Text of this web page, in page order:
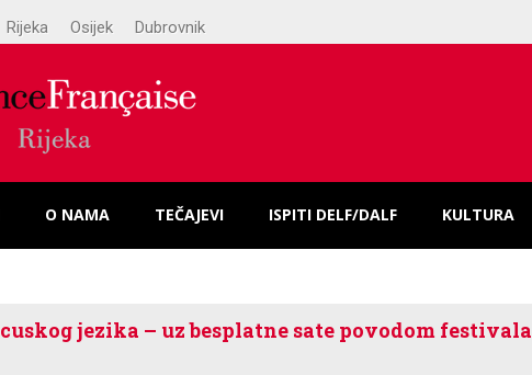
Rijeka Osijek Dubrovnik
O NAMA TEČAJEVI ISPITI DELF/DALF KULTURA
jezika – uz besplatne sate povodom festivala